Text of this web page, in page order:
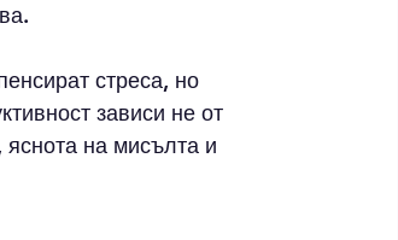
стреса, но
зависи не от
яснота на мисълта и